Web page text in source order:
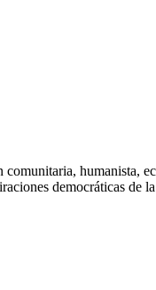
humanista,
democráticas de